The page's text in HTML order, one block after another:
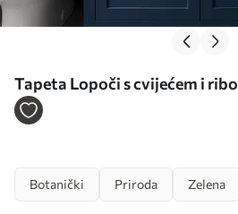
Tapeta Lopoči s cvijećem i
pozadini br. a01177
Botanički Priroda Zelena